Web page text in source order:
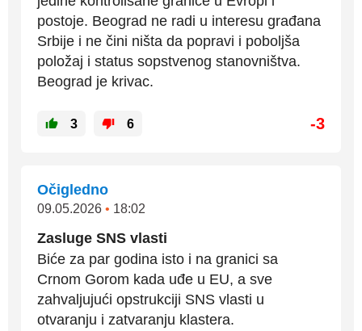
postoje. Beograd ne radi u interesu građana
Srbije i ne čini ništa da popravi i poboljša
položaj i status sopstvenog stanovništva.
Beograd je krivac.
3 6 -3
Očigledno
09.05.2026 • 18:02
Zasluge SNS vlasti
Biće za par godina isto i na granici sa
Crnom Gorom kada uđe u EU, a sve
zahvaljujući opstrukciji SNS vlasti u
otvaranju i zatvaranju klastera.